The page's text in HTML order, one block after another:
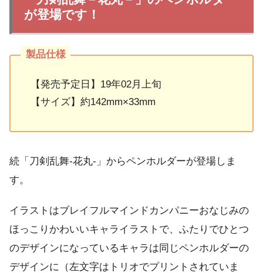
が登場です！
【発売予定日】19年02月上旬
【サイズ】約142mm×33mm
続「刀剣乱舞-花丸-」からペンホルダーが登場しま
す。
イラストはブレイフルマインドカンパニーおなじみの
ほっこりかわいいキャライラストで、ふたりでひとつ
のデザインになっているキャラは同じペンホルダーの
デザインに（左文字はトリオでプリントされていま